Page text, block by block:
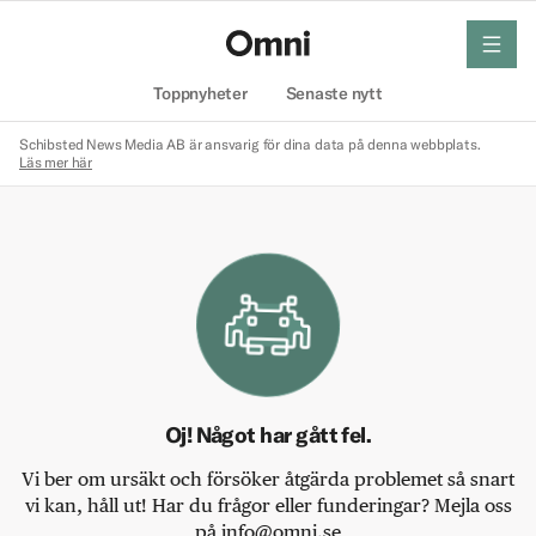
Toppnyheter Senaste nytt
meny
Schibsted News Media AB är ansvarig för dina data på denna webbplats.
Läs mer här
Oj! Något har gått fel.
Vi ber om ursäkt och försöker åtgärda problemet så snart
vi kan, håll ut! Har du frågor eller funderingar? Mejla oss